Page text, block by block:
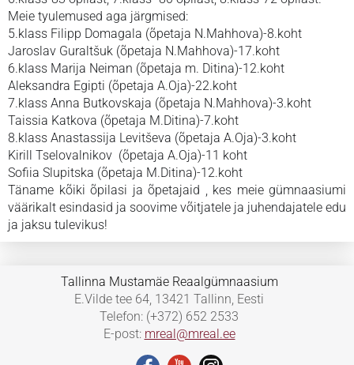
Meie tyulemused aga järgmised:
5.klass Filipp Domagala (õpetaja N.Mahhova)-8.koht
Jaroslav Guraltšuk (õpetaja N.Mahhova)-17.koht
6.klass Marija Neiman (õpetaja m. Ditina)-12.koht
Aleksandra Egipti (õpetaja A.Oja)-22.koht
7.klass Anna Butkovskaja (õpetaja N.Mahhova)-3.koht
Taissia Katkova (õpetaja M.Ditina)-7.koht
8.klass Anastassija Levitševa (õpetaja A.Oja)-3.koht
Kirill Tselovalnikov (õpetaja A.Oja)-11 koht
Sofiia Slupitska (õpetaja M.Ditina)-12.koht
Täname kõiki õpilasi ja õpetajaid , kes meie gümnaasiumi
väärikalt esindasid ja soovime võitjatele ja juhendajatele edu
ja jaksu tulevikus!
Tallinna Mustamäe Reaalgümnaasium
E.Vilde tee 64, 13421 Tallinn, Eesti
Telefon: (+372) 652 2533
E-post: mreal@mreal.ee